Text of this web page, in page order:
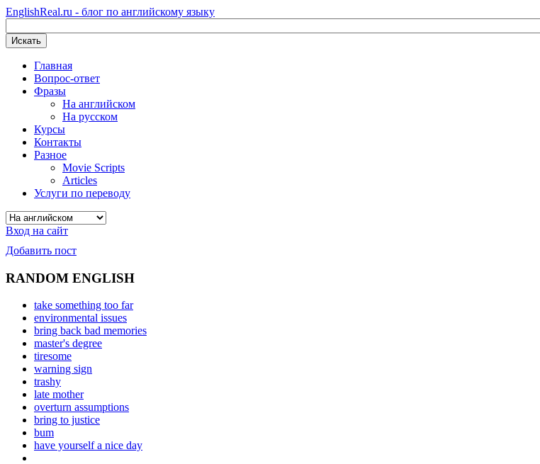
EnglishReal.ru - блог по английскому языку
Искать
Главная
Вопрос-ответ
Фразы
На английском
На русском
Курсы
Контакты
Разное
Movie Scripts
Articles
Услуги по переводу
Вход на сайт
Добавить пост
RANDOM ENGLISH
take something too far
environmental issues
bring back bad memories
master's degree
tiresome
warning sign
trashy
late mother
overturn assumptions
bring to justice
bum
have yourself a nice day